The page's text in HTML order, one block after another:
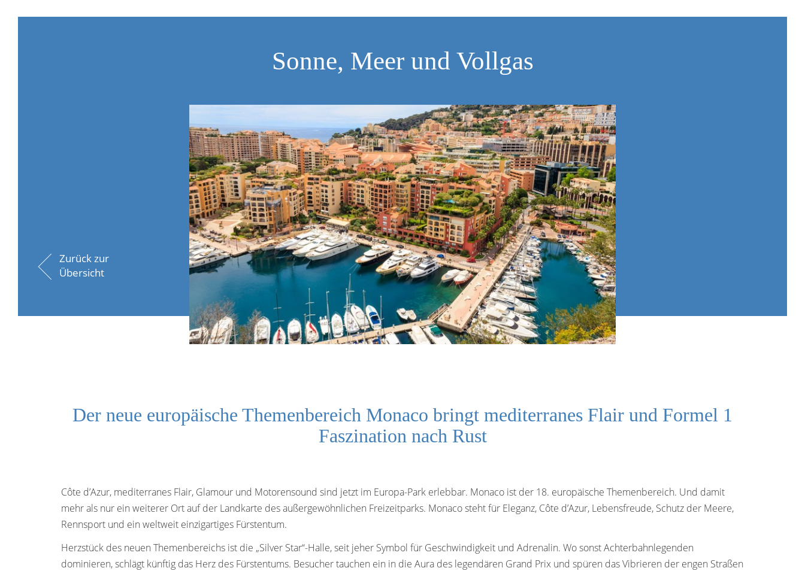
Zurück zur
Übersicht
Sonne, Meer und Vollgas
Der neue europäische Themenbereich Monaco bringt mediterranes Flair und Formel 1
Faszination nach Rust
Côte d’Azur, mediterranes Flair, Glamour und Motorensound sind jetzt im Europa-Park erlebbar. Monaco ist der 18. europäische Themenbereich. Und damit
mehr als nur ein weiterer Ort auf der Landkarte des außergewöhnlichen Freizeitparks. Monaco steht für Eleganz, Côte d’Azur, Lebensfreude, Schutz der Meere,
Rennsport und ein weltweit einzigartiges Fürstentum.
Herzstück des neuen Themenbereichs ist die „Silver Star“-Halle, seit jeher Symbol für Geschwindigkeit und Adrenalin. Wo sonst Achterbahnlegenden
dominieren, schlägt künftig das Herz des Fürstentums. Besucher tauchen ein in die Aura des legendären Grand Prix und spüren das Vibrieren der engen Straßen